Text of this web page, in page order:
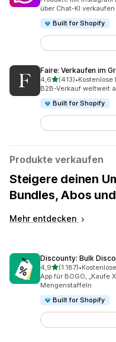
über Chat-KI verkaufen
Built for Shopify
Faire: Verkaufen im
4,6von 5 Sternen
(413)
413 Rezensionen
•Kostenlose
B2B-Verkauf weltweit
Built for Shopify
Produkte verkaufen
Steigere deinen
Bundles, Abos
Mehr entdecken
Discounty: Bulk
4,9von 5 Sternen
(1.187)
1187 Rezensionen
•
App für BOGO, „Kaufe
Mengenstaffeln
Built for Shopify